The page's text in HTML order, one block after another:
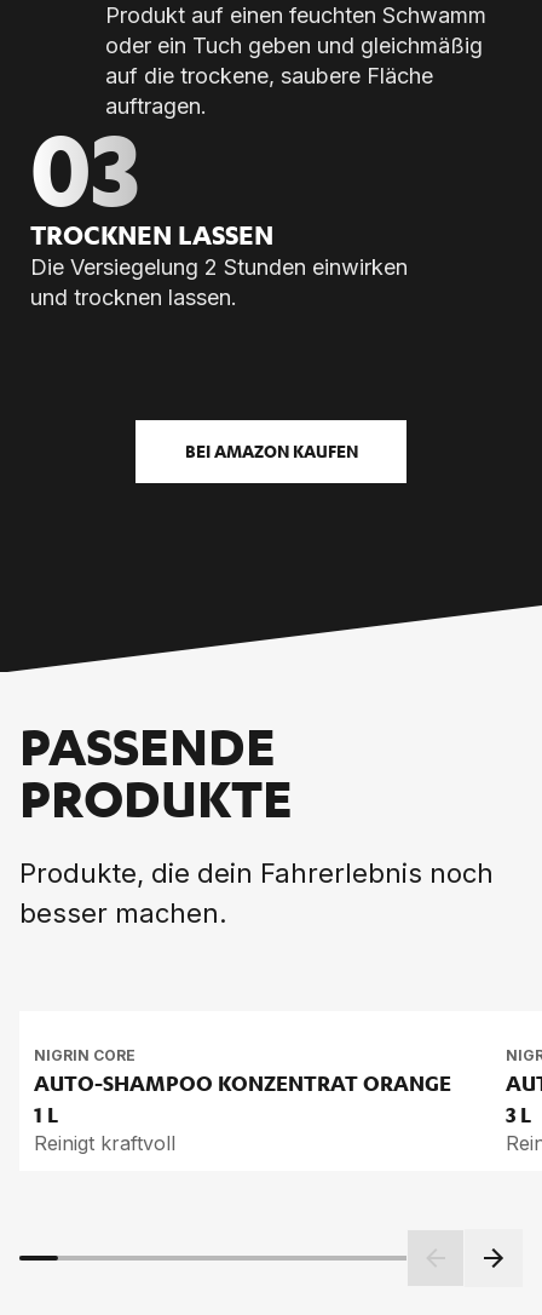
Produkt auf einen feuchten Schwamm
oder ein Tuch geben und gleichmäßig
auf die trockene, saubere Fläche
auftragen.
03
TROCK­NEN LAS­SEN
Die Versiegelung 2 Stunden einwirken
und trocknen lassen.
BEI AMAZON KAUFEN
PASSENDE
PRODUKTE
Produkte, die dein Fahrerlebnis noch
besser machen.
NIGRIN CORE
AUTO-SHAM­POO KON­ZEN­TRAT ORAN­GE
1 L
Reinigt kraftvoll
3 L